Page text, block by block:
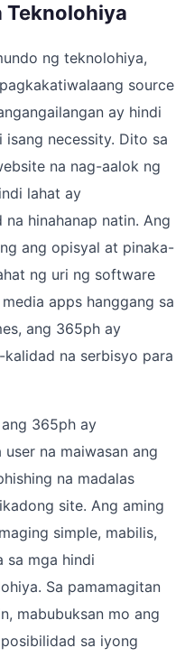
Teknolohiya
ng teknolohiya,
source
ay hindi
isang necessity. Dito sa
na nag-aalok ng
lahat ay
hinahanap natin. Ang
ang opisyal at pinaka-
ng uri ng software
apps hanggang sa
ang 365ph ay
na serbisyo para
365ph ay
na maiwasan ang
na madalas
site. Ang aming
simple, mabilis,
sa mga hindi
Sa pamamagitan
mabubuksan mo ang
sa iyong